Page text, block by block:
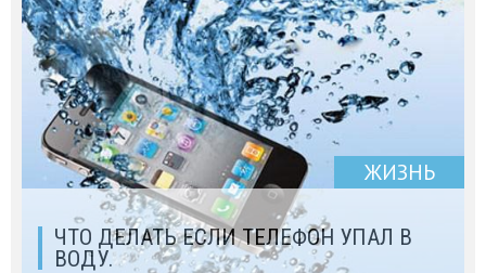
ЖИЗНЬ
ЧТО ДЕЛАТЬ ЕСЛИ ТЕЛЕФОН УПАЛ В
ВОДУ.